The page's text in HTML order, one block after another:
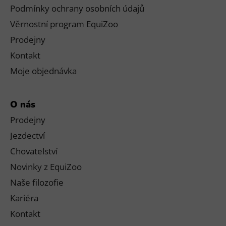
Podmínky ochrany osobních údajů
Věrnostní program EquiZoo
Prodejny
Kontakt
Moje objednávka
O nás
Prodejny
Jezdectví
Chovatelství
Novinky z EquiZoo
Naše filozofie
Kariéra
Kontakt